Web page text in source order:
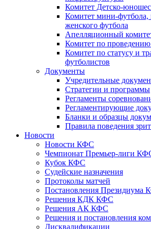
Комитет Детско-
Комитет мини-футбола,
женского футбола
Апелляционный
Комитет по
Комитет по статусу и
футболистов
Документы
Учредительные
Стратегии и программы
Регламенты
Регламентирующие
Бланки и образцы
Правила поведения
Новости
Новости КФС
Чемпионат Премьер-лиги
Кубок КФС
Судейские назначения
Протоколы матчей
Постановления Президиума
Решения КДК КФС
Решения АК КФС
Решения и постановления
Дисквалификации